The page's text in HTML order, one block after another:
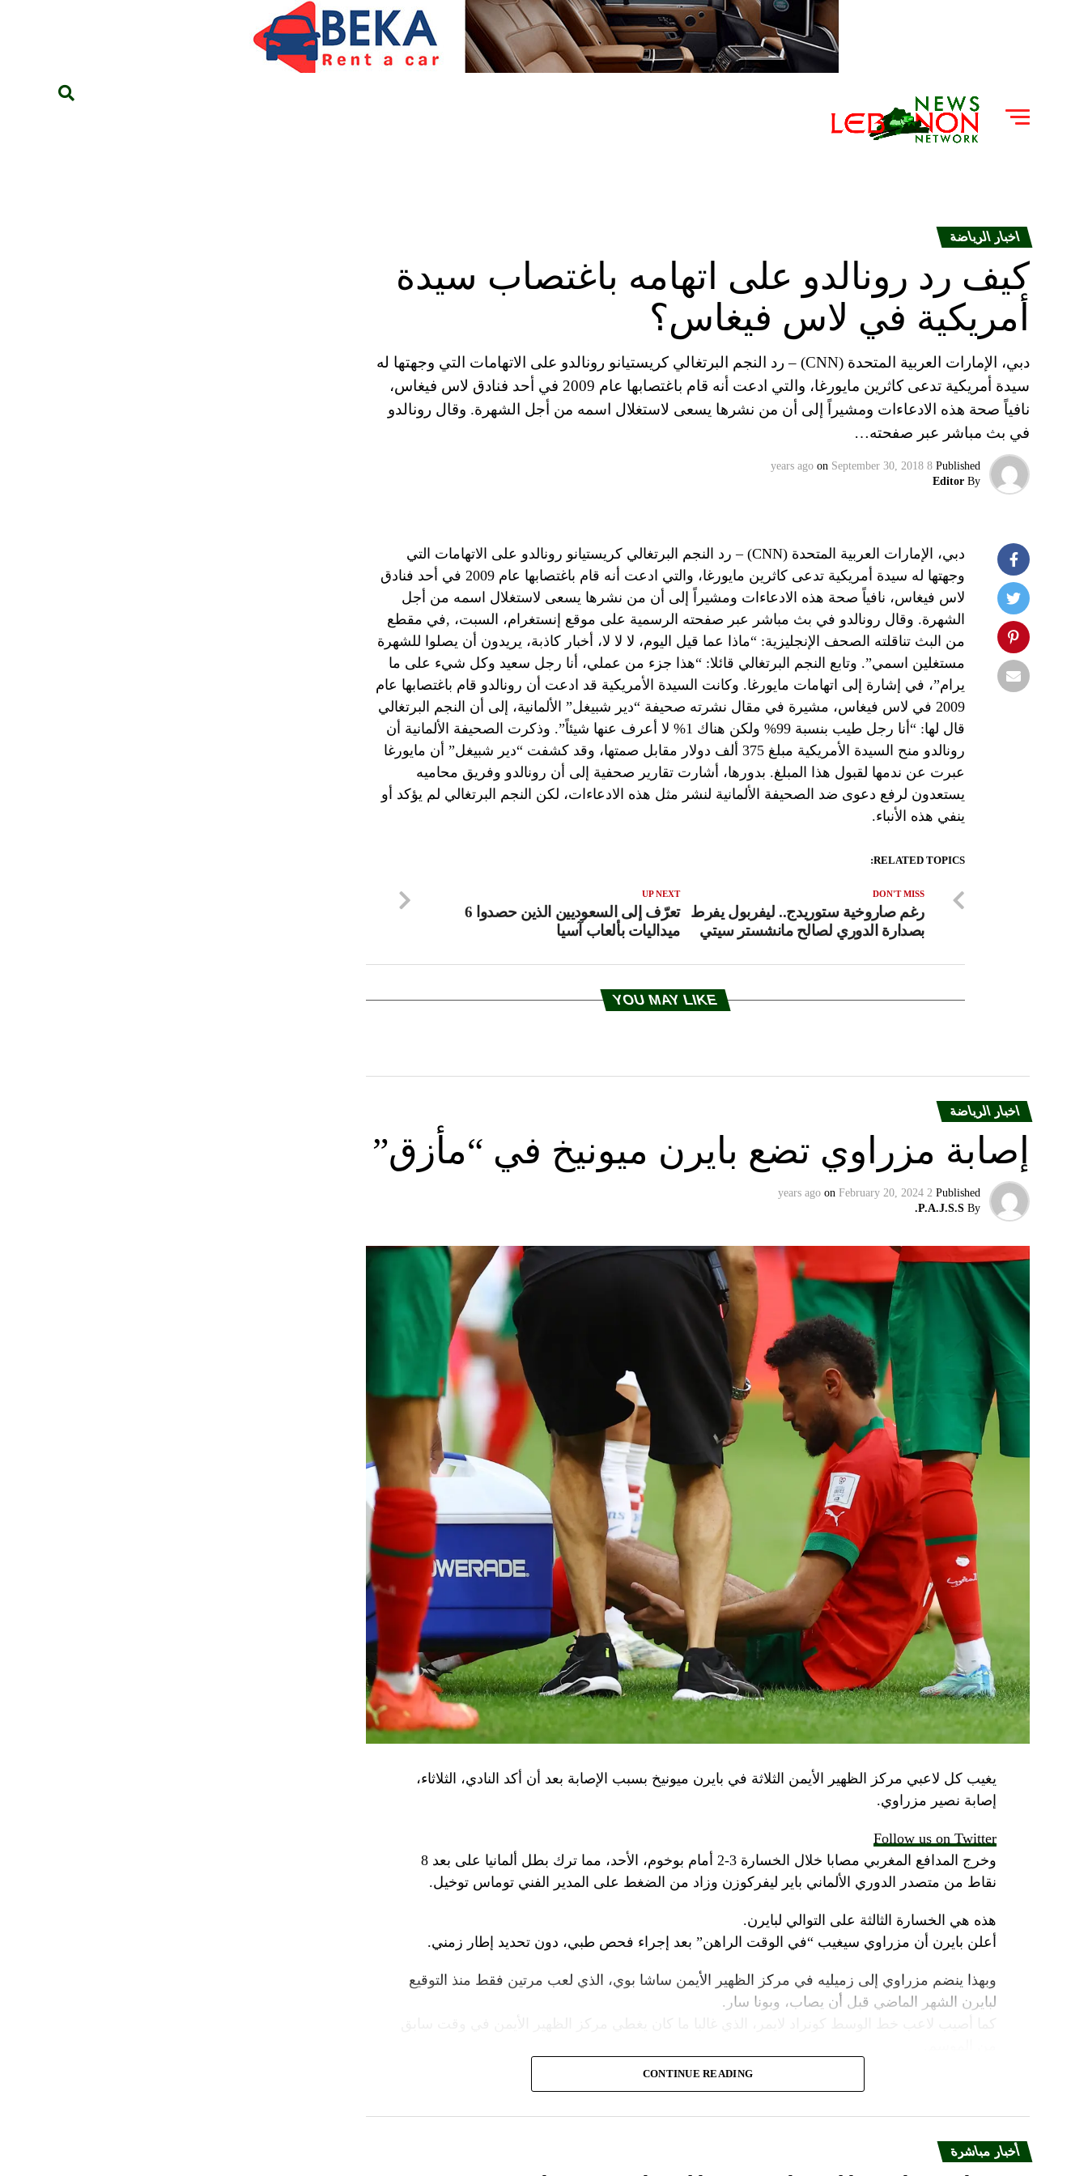
اخبار الرياضة
كيف رد رونالدو على اتهامه باغتصاب سيدة
أمريكية في لاس فيغاس؟
دبي، الإمارات العربية المتحدة (CNN) – رد النجم البرتغالي كريستيانو رونالدو على الاتهامات التي وجهتها له
سيدة أمريكية تدعى كاثرين مايورغا، والتي ادعت أنه قام باغتصابها عام 2009 في أحد فنادق لاس فيغاس،
نافياً صحة هذه الادعاءات ومشيراً إلى أن من نشرها يسعى لاستغلال اسمه من أجل الشهرة. وقال رونالدو
في بث مباشر عبر صفحته…
Published
8 years ago
on September 30, 2018
By
Editor
دبي، الإمارات العربية المتحدة (CNN) – رد النجم البرتغالي كريستيانو رونالدو على الاتهامات التي
وجهتها له سيدة أمريكية تدعى كاثرين مايورغا، والتي ادعت أنه قام باغتصابها عام 2009 في أحد فنادق
لاس فيغاس، نافياً صحة هذه الادعاءات ومشيراً إلى أن من نشرها يسعى لاستغلال اسمه من أجل
الشهرة. وقال رونالدو في بث مباشر عبر صفحته الرسمية على موقع إنستغرام، السبت، ,في مقطع
من البث تناقلته الصحف الإنجليزية: “ماذا عما قيل اليوم، لا لا لا، أخبار كاذبة، يريدون أن يصلوا للشهرة
مستغلين اسمي”. وتابع النجم البرتغالي قائلا: “هذا جزء من عملي، أنا رجل سعيد وكل شيء على ما
يرام”، في إشارة إلى اتهامات مايورغا. وكانت السيدة الأمريكية قد ادعت أن رونالدو قام باغتصابها عام
2009 في لاس فيغاس، مشيرة في مقال نشرته صحيفة “دير شبيغل” الألمانية، إلى أن النجم البرتغالي
قال لها: “أنا رجل طيب بنسبة 99% ولكن هناك 1% لا أعرف عنها شيئاً”. وذكرت الصحيفة الألمانية أن
رونالدو منح السيدة الأمريكية مبلغ 375 ألف دولار مقابل صمتها، وقد كشفت “دير شبيغل” أن مايورغا
عبرت عن ندمها لقبول هذا المبلغ. بدورها، أشارت تقارير صحفية إلى أن رونالدو وفريق محاميه
يستعدون لرفع دعوى ضد الصحيفة الألمانية لنشر مثل هذه الادعاءات، لكن النجم البرتغالي لم يؤكد أو
ينفي هذه الأنباء.
RELATED TOPICS:
UP NEXT
تعرّف إلى السعوديين الذين حصدوا 6
ميداليات بألعاب آسيا
DON'T MISS
رغم صاروخية ستوريدج.. ليفربول يفرط
بصدارة الدوري لصالح مانشستر سيتي
YOU MAY LIKE
اخبار الرياضة
إصابة مزراوي تضع بايرن ميونيخ في “مأزق”
Published
2 years ago
on February 20, 2024
By
P.A.J.S.S.
يغيب كل لاعبي مركز الظهير الأيمن الثلاثة في بايرن ميونيخ بسبب الإصابة بعد أن أكد النادي، الثلاثاء،
إصابة نصير مزراوي.
Follow us on Twitter
وخرج المدافع المغربي مصابا خلال الخسارة 3-2 أمام بوخوم، الأحد، مما ترك بطل ألمانيا على بعد 8
نقاط من متصدر الدوري الألماني باير ليفركوزن وزاد من الضغط على المدير الفني توماس توخيل.
هذه هي الخسارة الثالثة على التوالي لبايرن.
أعلن بايرن أن مزراوي سيغيب “في الوقت الراهن” بعد إجراء فحص طبي، دون تحديد إطار زمني.
وبهذا ينضم مزراوي إلى زميليه في مركز الظهير الأيمن ساشا بوي، الذي لعب مرتين فقط منذ التوقيع
لبايرن الشهر الماضي قبل أن يصاب، وبونا سار.
قد يعني ذلك أن إريك داير، الذي انضم إلى بايرن على سبيل الإعارة من توتنهام الشهر الماضي، قد
يطلب منه شغل دور الظهير الأيمن.
CONTINUE READING
أخبار مباشرة